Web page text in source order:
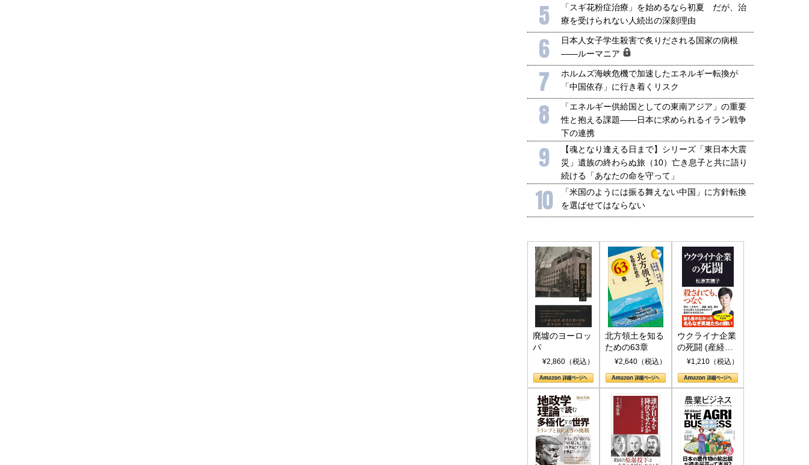
5
「スギ花粉症治療」を始めるなら初夏 だが、治
療を受けられない人続出の深刻理由
6
日本人女子学生殺害で炙りだされる国家の病根
――ルーマニア
7
ホルムズ海峡危機で加速したエネルギー転換が
「中国依存」に行き着くリスク
8
「エネルギー供給国としての東南アジア」の重要
性と抱える課題――日本に求められるイラン戦争
下の連携
9
【魂となり逢える日まで】シリーズ「東日本大震
災」遺族の終わらぬ旅（10）亡き息子と共に語り
続ける「あなたの命を守って」
10
「米国のようには振る舞えない中国」に方針転換
を選ばせてはならない
廃墟のヨーロッ
パ
¥2,860（税込）
北方領土を知る
ための63章
¥2,640（税込）
ウクライナ企業
の死闘 (産経セ
レクト S 039)
¥1,210（税込）